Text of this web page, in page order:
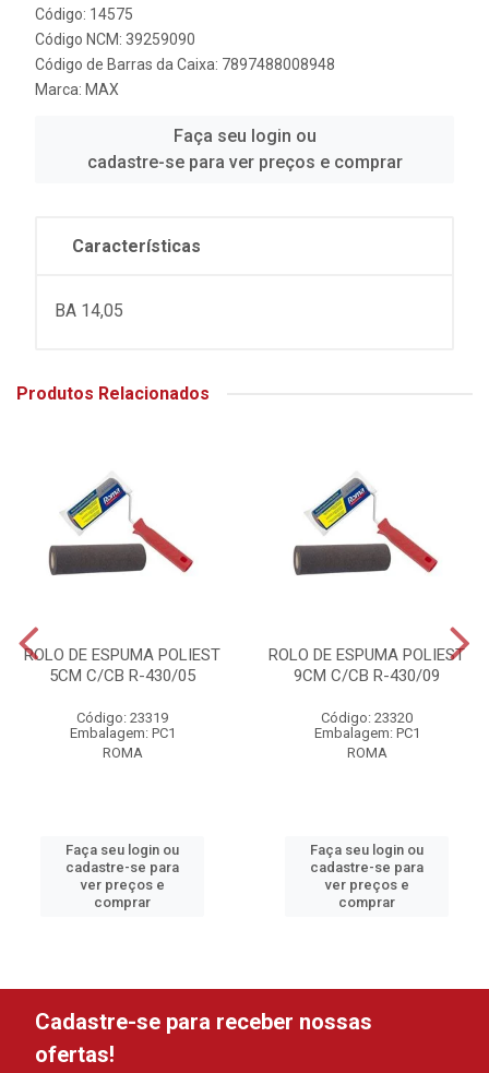
Código: 14575
Código NCM: 39259090
Código de Barras da Caixa: 7897488008948
Marca: MAX
Faça seu login ou
cadastre-se para ver preços e comprar
Características
BA 14,05
Produtos Relacionados
ROLO DE ESPUMA POLIEST
5CM C/CB R-430/05
Código: 23319
Embalagem: PC1
ROMA
Faça seu login ou
cadastre-se para
ver preços e
comprar
ROLO DE ESPUMA POLIEST
9CM C/CB R-430/09
Código: 23320
Embalagem: PC1
ROMA
Faça seu login ou
cadastre-se para
ver preços e
comprar
Cadastre-se para receber nossas
ofertas!